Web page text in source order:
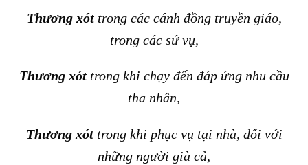
Thương xóttrong các cánh đồng truyền giáo,
trong các sứ vụ,
Thương xót trong khi chạy đến đáp ứng nhu cầu
tha nhân,
Thương xót trong khi phục vụ tại nhà, đối với
những người già cả,